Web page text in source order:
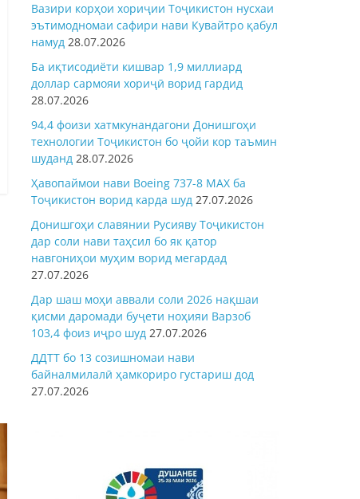
Вазири корҳои хориҷии Тоҷикистон нусхаи
эътимодномаи сафири нави Кувайтро қабул
намуд 28.07.2026
Ба иқтисодиёти кишвар 1,9 миллиард
доллар сармояи хориҷӣ ворид гардид
28.07.2026
94,4 фоизи хатмкунандагони Донишгоҳи
технологии Тоҷикистон бо ҷойи кор таъмин
шуданд 28.07.2026
Ҳавопаймои нави Boeing 737-8 MAX ба
Тоҷикистон ворид карда шуд 27.07.2026
Донишгоҳи славянии Русияву Тоҷикистон
дар соли нави таҳсил бо як қатор
навгониҳои муҳим ворид мегардад
27.07.2026
Дар шаш моҳи аввали соли 2026 нақшаи
қисми даромади буҷети ноҳияи Варзоб
103,4 фоиз иҷро шуд 27.07.2026
ДДТТ бо 13 созишномаи нави
байналмилалӣ ҳамкориро густариш дод
27.07.2026